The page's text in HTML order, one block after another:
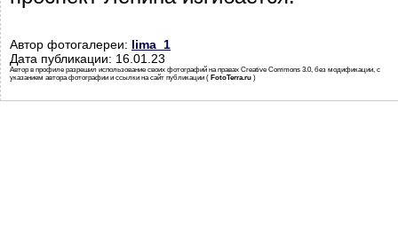
Автор фотогалереи: lima_1
Дата публикации: 16.01.23
Автор в профиле разрешил использование своих фотографий на правах Creative Commons 3.0, без модификации, с
указанием автора фотографии и ссылки на сайт публикации ( FotoTerra.ru )